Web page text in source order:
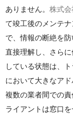
ありません。株式会
て竣工後のメンテ
で、情報の断絶を
直接理解し、さら
している状態は、
において大きなア
複数の業者間での
ライアントは窓口